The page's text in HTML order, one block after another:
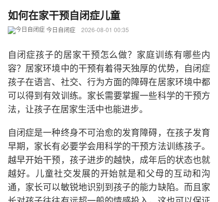
如何在家干预自闭症儿童
今日自闭症 2026-08-01 00:35
自闭症孩子的居家干预怎么做？家庭训练有哪些内
容？居家环境中的干预有着得天独厚的优势，自闭症
孩子在语言、社交、行为方面的障碍在居家环境中都
可以得到有效训练。家长需要掌握一些科学的干预方
法，让孩子在居家生活中也能进步。
自闭症是一种终身不可治愈的发育障碍，在孩子发育
早期，家长有必要学会用科学的干预方法训练孩子。
越早开始干预，孩子进步的越快，成年后的状态也就
越好。儿童社交发展的开始就是和父母的互动和沟
通，家长可以敏锐地识别到孩子的能力缺陷。而且家